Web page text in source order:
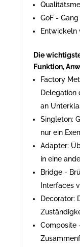
GoF -
Entwickeln
Die
Funktion,
Factory
Delegation
an
Singleton:
nur ein
Adapter:
in eine
Bridge -
Interfaces
Decorator:
Composite